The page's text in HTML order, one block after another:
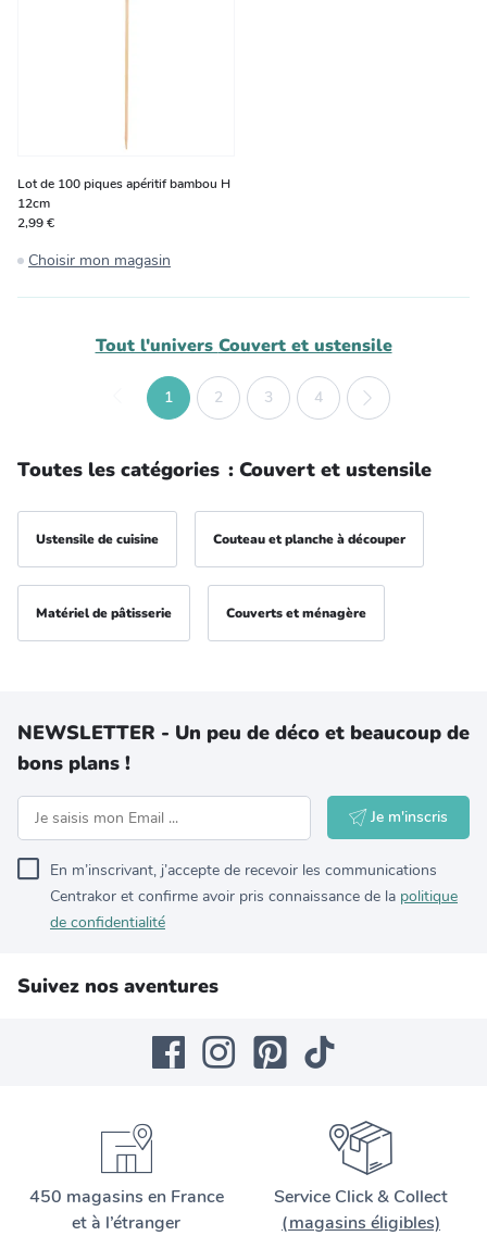
Lot de 100 piques apéritif bambou H
12cm
2,99 €
Choisir mon magasin
Tout l'univers Couvert et ustensile
1 2 3 4
Toutes les catégories : Couvert et ustensile
Ustensile de cuisine Couteau et planche à découper
Matériel de pâtisserie Couverts et ménagère
NEWSLETTER - Un peu de déco et beaucoup de
bons plans !
Je m'inscris
En m’inscrivant, j’accepte de recevoir les communications
Centrakor et confirme avoir pris connaissance de la politique
de confidentialité
Suivez nos aventures
450 magasins en France
et à l’étranger
Service Click & Collect
(magasins éligibles)